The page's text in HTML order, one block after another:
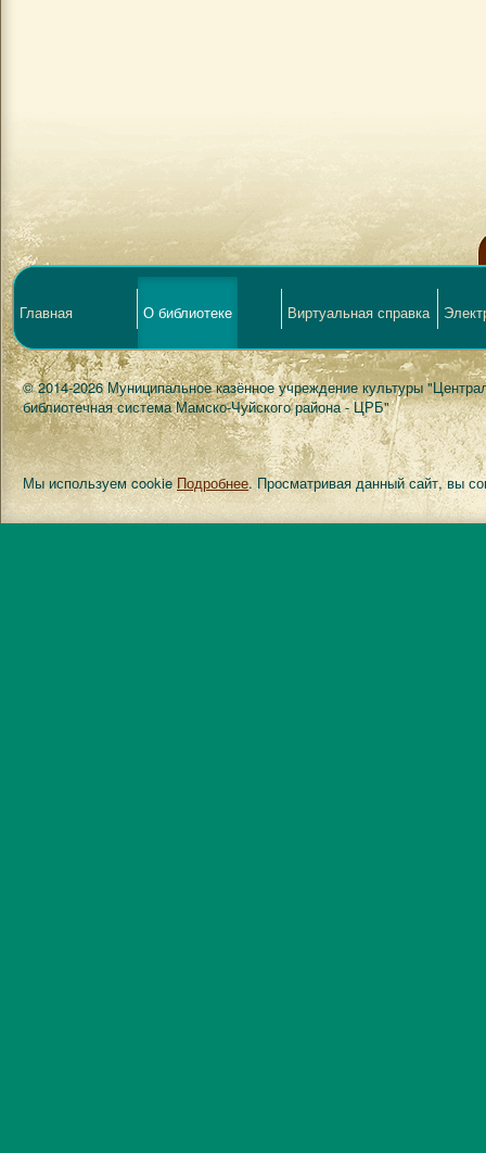
Главная О библиотеке Виртуальная справка
© 2014-2026 Муниципальное казённое учреждение культуры
библиотечная система Мамско-Чуйского района - ЦРБ"
Мы используем cookieПодробнее. Просматривая данный сайт, вы